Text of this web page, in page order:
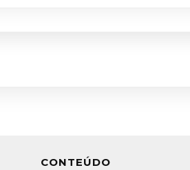
CONTEÚDO